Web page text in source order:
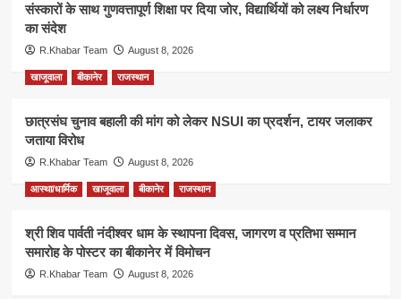
संस्कारों के साथ गुणवत्तापूर्ण शिक्षा पर दिया जोर, विद्यार्थियों को लक्ष्य निर्धारण
का संदेश
R.Khabar Team August 8, 2026
खाजूवाला बीकानेर राजस्थान
छात्रसंघ चुनाव बहाली की मांग को लेकर NSUI का प्रदर्शन, टायर जलाकर
जताया विरोध
R.Khabar Team August 8, 2026
आस्था/धार्मिक खाजूवाला बीकानेर राजस्थान
श्री शिव पार्वती नंदीश्वर धाम के स्थापना दिवस, जागरण व प्रतिभा सम्मान
समारोह के पोस्टर का बीकानेर में विमोचन
R.Khabar Team August 8, 2026